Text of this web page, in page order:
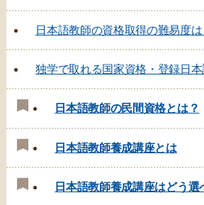
日本語教師の資格取得の難易度は
独学で取れる国家資格・登録日本
日本語教師の民間資格とは？
日本語教師養成講座とは
日本語教師養成講座はどう選